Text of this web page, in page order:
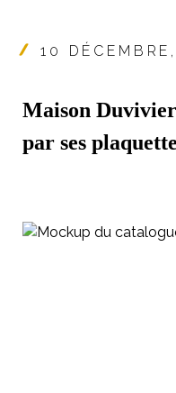
10
Maison
par ses